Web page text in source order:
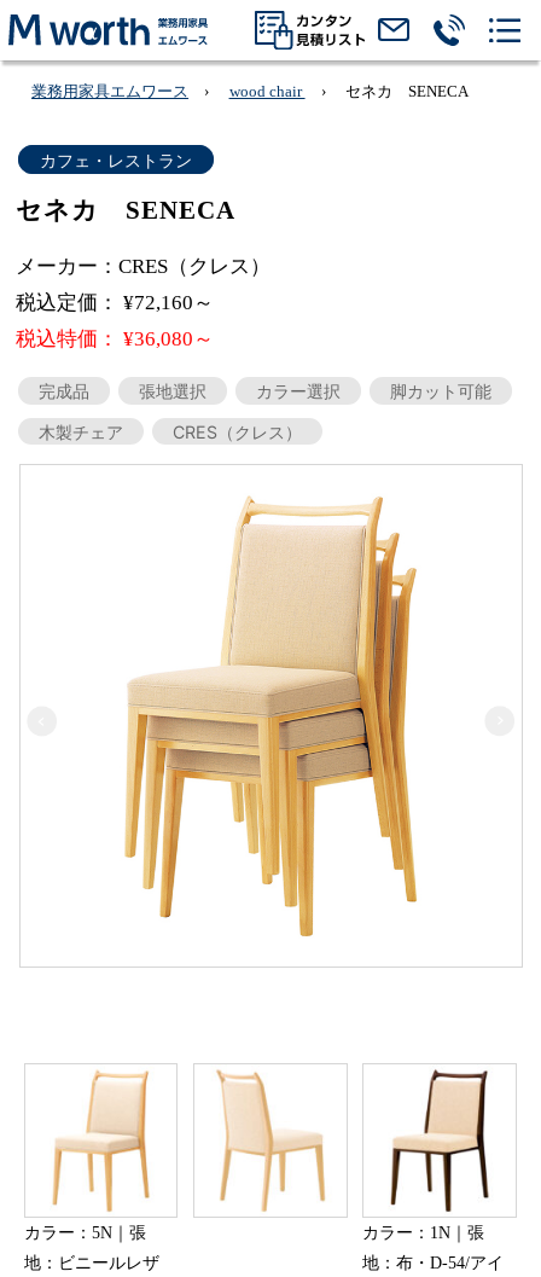
業務用家具エムワース wood chair セネカ SENECA
カフェ・レストラン
セネカ SENECA
メーカー：CRES（クレス）
税込定価： ¥72,160～
税込特価： ¥36,080～
完成品 張地選択 カラー選択
脚カット可能
木製チェア
CRES（クレス）
カラー：5N｜張
地：ビニールレザ
カラー：1N｜張
地：布・D-54/アイ